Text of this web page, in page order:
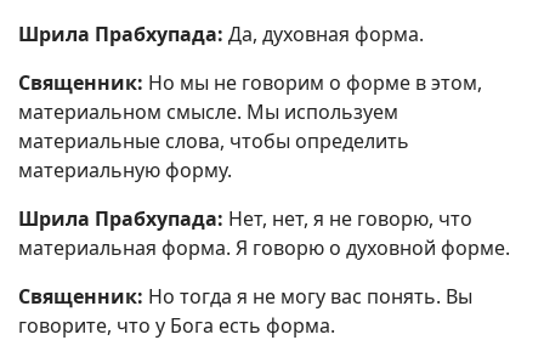
Шрила Прабхупада: Да, духовная форма.
Священник: Но мы не говорим о форме в этом,
материальном смысле. Мы используем
материальные слова, чтобы определить
материальную форму.
Шрила Прабхупада: Нет, нет, я не говорю, что
материальная форма. Я говорю о духовной форме.
Священник: Но тогда я не могу вас понять. Вы
говорите, что у Бога есть форма.